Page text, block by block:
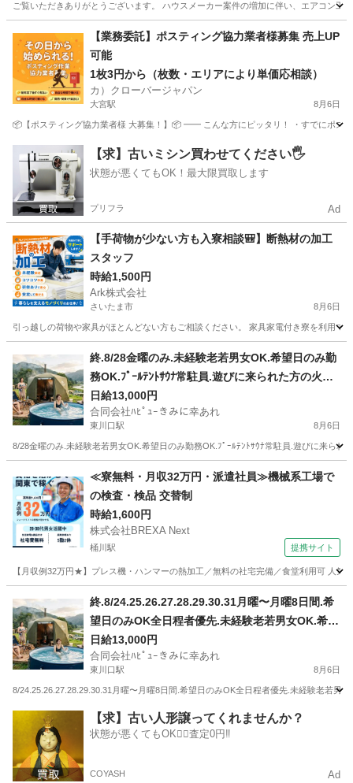
ご覧いただきありがとうございます。 ハウスメーカー案件の増加に伴い、エアコン
吉川美南駅 その他 業務委託
【業務委託】ポスティング協力業者様募集 売上UP
可能
1枚3円から（枚数・エリアにより単価応相談）
カ）クローバージャパン
大宮駅 8月6日
📦【ポスティング協力業者様 大募集！】📦 ━━ こんな方にピッタリ！ ・すでにポス
埼玉 さいたま市 大宮駅 軽作業 業務委託
【求】古いミシン買わせてください🖐️
状態が悪くてもOK！最大限買取します
プリフラ Ad
【手荷物が少ない方も入寮相談🎒】断熱材の加工
スタッフ
時給1,500円
Ark株式会社
さいたま市 8月6日
引っ越しの荷物や家具がほとんどない方もご相談ください。 家具家電付き寮を利用
さいたま市 工場 スタッフ
終.8/28金曜のみ.未経験老若男女OK.希望日のみ勤
務OK.ﾌﾟｰﾙﾃﾝﾄｻｳﾅ常駐員.遊びに来られた方の火起
こし火消し見守りお手伝い(場内案内.BBQ準備.ﾃﾝﾄ
ｻｳﾅ準備.後片付け.設置撤収なしの為、簡単準備片
付け)ｽﾎﾟｯﾄ勤務可.免許不要.免許&車あり尚可.年齢
制限なし
日給13,000円
合同会社ﾊﾋﾟｭｰきみに幸あれ
東川口駅 8月6日
8/28金曜のみ.未経験老若男女OK.希望日のみ勤務OK.ﾌﾟｰﾙﾃﾝﾄｻｳﾅ常駐員.遊びに来ら
東川口駅 軽作業 サウナ
≪寮無料・月収32万円・派遣社員≫機械系工場で
の検査・検品 交替制
時給1,600円
株式会社BREXA Next
桶川駅 提携サイト
【月収例32万円★】プレス機・ハンマーの熱加工／無料の社宅完備／食堂利用可 人
終.8/24.25.26.27.28.29.30.31月曜〜月曜8日間.希
望日のみOK全日程者優先.未経験老若男女OK.希望
日のみ勤務OK.ﾌﾟｰﾙﾃﾝﾄｻｳﾅ常駐員.遊びに来られた
方の火起こし火消し見守りお手伝い(場内案内.BB
Q準備.ﾃﾝﾄｻｳﾅ準備.後片付け.設置撤収なしの為、簡
単準備片付け)ｽﾎﾟｯﾄ勤務可.免許不要.免許&車あり
尚可.年齢制限なし
日給13,000円
合同会社ﾊﾋﾟｭｰきみに幸あれ
東川口駅 8月6日
8/24.25.26.27.28.29.30.31月曜〜月曜8日間.希望日のみOK全日程者優先.未経験老若男
東川口駅 軽作業 サウナ
【求】古い人形譲ってくれませんか？
状態が悪くてもOK🙆‍♀️査定0円‼️
COYASH Ad